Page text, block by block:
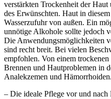
verstärkten Trockenheit der
des Erwünschten. Haut in
Wasserzufuhr von außen. Ein
unnötige Alkohole sollte jedoch
Die Anwendungsmöglichkeiten
sind recht breit. Bei vielen
empfohlen. Von einem
Brennen und Hautproblemen in
Analekzemen und Hämorrhoiden.
– Die ideale Pflege vor und nach